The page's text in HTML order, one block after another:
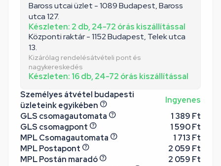
Baross utcai üzlet - 1089 Budapest, Baross
utca 127.
Készleten: 2 db, 24-72 órás kiszállítással
Központi raktár - 1152 Budapest, Telek utca
13.
Kizárólag rendelésátvételi pont és
nagykereskedés
Készleten: 16 db, 24-72 órás kiszállítással
Személyes átvétel budapesti
üzleteink egyikében
Ingyenes
GLS csomagautomata
1 389 Ft
GLS csomagpont
1 590 Ft
MPL Csomagautomata
1 713 Ft
MPL Postapont
2 059 Ft
MPL Postán maradó
2 059 Ft